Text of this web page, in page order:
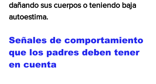
dañando sus cuerpos o teniendo baja
autoestima.
Señales de comportamiento
que los padres deben tener
en cuenta